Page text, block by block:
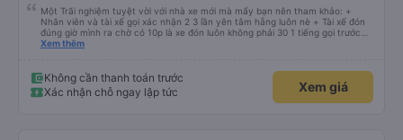
Một Trãi nghiệm tuyệt vời với nhà xe mới mà mấy bạn nên tham khảo: +
Nhân viên và tài xế gọi xác nhận 2 3 lần yên tâm hẵng luôn nè + Tài xế đón
đúng giờ mình ra chờ có 10p là xe đón luôn không phải 30 1 tiếng gọi trước
đợi cực + Xe mới, xịn, thơm và Đặt biệt là cực kỳ ưng mền gối trên xe luôn
trên không bị vướng chân như các xe khác mình từng đi + Tài xế lơ xe nhiệt
tình hỗ trợ hỏi đón trả cực bao nhiệt tình nhẹ nhàn luôn nha + Trên xe còn
có bánh nước, khăn lạnh. Tới trạm tài xế còn tinh ý chuẩn bị thêm khăn lạnh
Xem thêm
Không cần thanh toán trước
Xác nhận chỗ ngay lập tức
Xem giá